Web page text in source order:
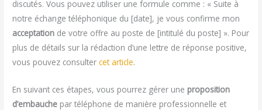
discutés. Vous pouvez utiliser une formule comme : « Suite à
notre échange téléphonique du [date], je vous confirme mon
acceptation de votre offre au poste de [intitulé du poste] ». Pour
plus de détails sur la rédaction d’une lettre de réponse positive,
vous pouvez consultercet article.
En suivant ces étapes, vous pourrez gérer une proposition
d’embauche par téléphone de manière professionnelle et